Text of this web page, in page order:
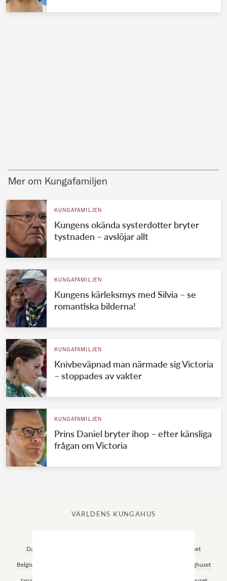
Mer om Kungafamiljen
KUNGAFAMILJEN
Kungens okända systerdotter bryter
tystnaden – avslöjar allt
KUNGAFAMILJEN
Kungens kärleksmys med Silvia – se
romantiska bilderna!
KUNGAFAMILJEN
Knivbeväpnad man närmade sig Victoria
– stoppades av vakter
KUNGAFAMILJEN
Prins Daniel bryter ihop – efter känsliga
frågan om Victoria
VÄRLDENS KUNGAHUS
Danska kungahuset Nederländska kungahuset
Belgiska kungahuset Luxemburgska storhertighuset